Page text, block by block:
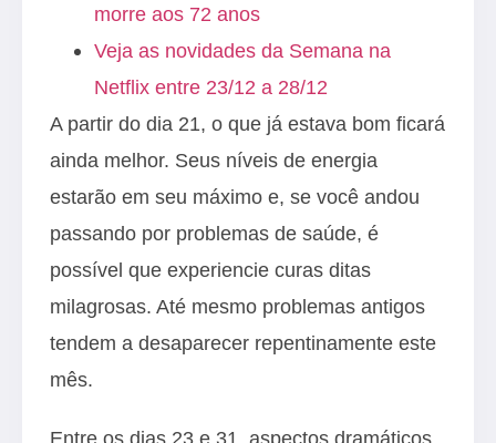
morre aos 72 anos
Veja as novidades da Semana na
Netflix entre 23/12 a 28/12
A partir do dia 21, o que já estava bom ficará
ainda melhor. Seus níveis de energia
estarão em seu máximo e, se você andou
passando por problemas de saúde, é
possível que experiencie curas ditas
milagrosas. Até mesmo problemas antigos
tendem a desaparecer repentinamente este
mês.
Entre os dias 23 e 31, aspectos dramáticos